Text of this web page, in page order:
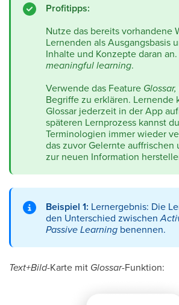
Profitipps:
Nutze das bereits vorhandene
Lernenden als Ausgangsbasis
Inhalte und Konzepte daran
meaningful learning.
Verwende das Feature Glossar,
Begriffe zu erklären. Lernende
Glossar jederzeit in der App
späteren Lernprozess kannst
Terminologien immer wieder
das zuvor Gelernte auffrischen
zur neuen Information
Beispiel 1: Lernergebnis: Die
den Unterschied zwischen
Passive Learning benennen.
Text+Bild-Karte mit Glossar-Funktion: